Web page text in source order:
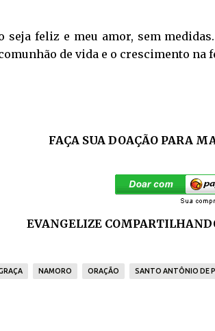
seja feliz e meu amor, sem medidas.
de vida e o crescimento na
FAÇA SUA DOAÇÃO PARA
EVANGELIZE
NAMORO ORAÇÃO SANTO ANTÔNIO DE